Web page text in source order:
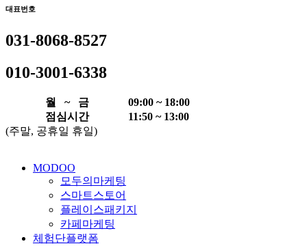
대표번호
031-8068-8527
010-3001-6338
월 ~ 금
09:00 ~ 18:00
점심시간
11:50 ~ 13:00
(주말, 공휴일 휴일)
MODOO
모두의마케팅
스마트스토어
플레이스패키지
카페마케팅
체험단플랫폼